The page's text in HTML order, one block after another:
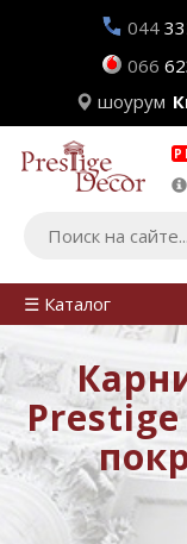
044
066
шоурум
☰ Каталог
Prestige